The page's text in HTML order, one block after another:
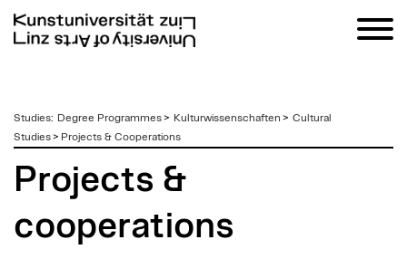
zum
Inhalt
Studies: Degree Programmes> Kulturwissenschaften > Cultural
Studies> Projects & Cooperations
Projects &
cooperations